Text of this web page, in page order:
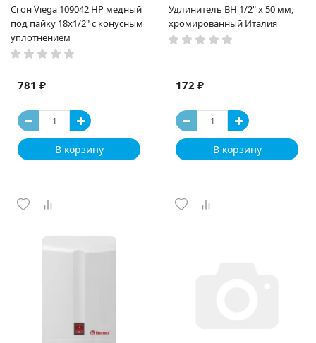
Сгон Viega 109042 НР медный
под пайку 18х1/2" с конусным
уплотнением
781 ₽
В корзину
Удлинитель ВН 1/2" x 50 мм,
хромированный Италия
172 ₽
В корзину